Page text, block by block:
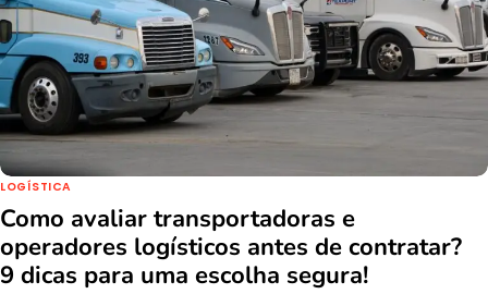
LOGÍSTICA
Como avaliar transportadoras e
operadores logísticos antes de contratar?
9 dicas para uma escolha segura!